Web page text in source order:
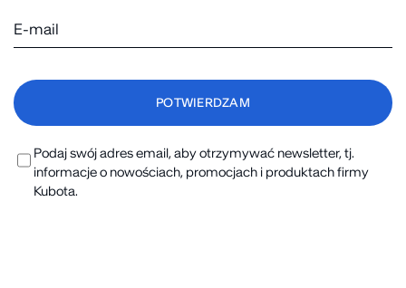
Podaj swój adres email, aby otrzymywać newsletter, tj.
informacje o nowościach, promocjach i produktach firmy
Kubota.